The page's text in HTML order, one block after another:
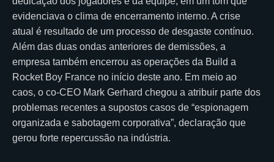
evidenciava o clima de encerramento interno. A crise
atual é resultado de um processo de desgaste contínuo.
Além das duas ondas anteriores de demissões, a
empresa também encerrou as operações da Build a
Rocket Boy France no início deste ano. Em meio ao
caos, o co-CEO Mark Gerhard chegou a atribuir parte dos
problemas recentes a supostos casos de “espionagem
organizada e sabotagem corporativa”, declaração que
gerou forte repercussão na indústria.